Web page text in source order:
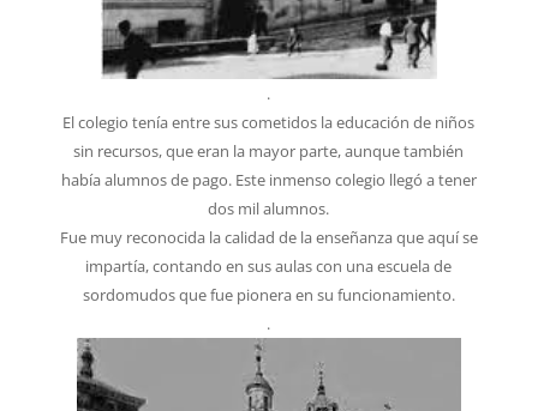
.
El colegio tenía entre sus cometidos la educación de niños
sin recursos, que eran la mayor parte, aunque también
había alumnos de pago. Este inmenso colegio llegó a tener
dos mil alumnos.
Fue muy reconocida la calidad de la enseñanza que aquí se
impartía, contando en sus aulas con una escuela de
sordomudos que fue pionera en su funcionamiento.
.